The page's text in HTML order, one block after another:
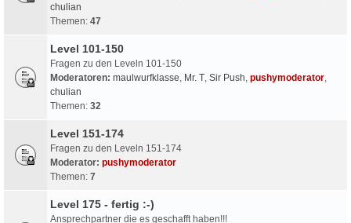
chulian
Themen: 47
Level 101-150
Fragen zu den Leveln 101-150
Moderatoren: maulwurfklasse, Mr. T, Sir Push, pushymoderator,
chulian
Themen: 32
Level 151-174
Fragen zu den Leveln 151-174
Moderator: pushymoderator
Themen: 7
Level 175 - fertig :-)
Ansprechpartner die es geschafft haben!!!